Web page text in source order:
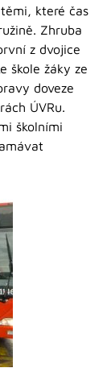
které čas
Zhruba
z dvojice
škole žáky ze
doveze
ÚVRu.
školními